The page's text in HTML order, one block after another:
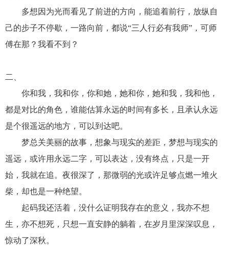
多想因为光而看见了前进的方向，能追着前行，放纵自
己的步子不停歇，一路向前，都说“三人行必有我师”，可师
傅在那？我看不到？
二、
你和我，我和你，你和她，她和你，她和我，我和他，
都是对比的角色，谁能估算永远的时间有多长，且承认永远
是个很遥远的地方，可以到达吧。
梦总关美丽的故事，想象与现实的差距，梦想与现实的
遥远，或许用永远二字，可以表达，没有终点，只是一开
始，我就在追。夜很深了，那微弱的光或许足够点燃一堆火
柴，却也是一种绝望。
起码我还活着，没什么证明我存在的意义，我亦不想
生，亦不想死，只想一直安静的躺着，在岁月里深深叹息，
惊动了深秋。